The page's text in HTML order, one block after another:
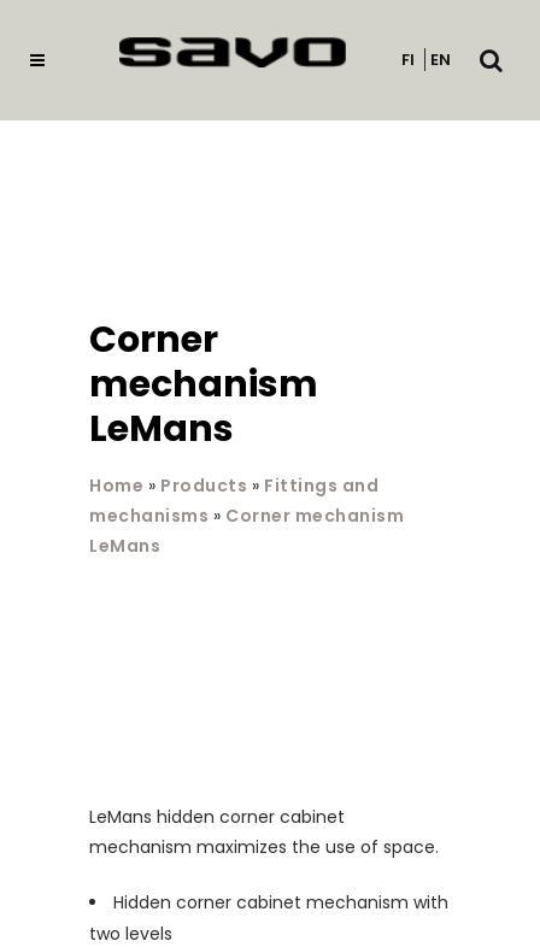
FI EN
Open
Corner
mechanism
LeMans
Home » Products » Fittings and
mechanisms » Corner mechanism
LeMans
LeMans hidden corner cabinet
mechanism maximizes the use of space.
Hidden corner cabinet mechanism with
two levels